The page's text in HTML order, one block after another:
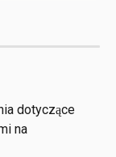
dotyczące
na